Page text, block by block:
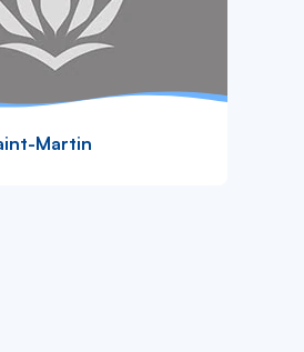
Martin